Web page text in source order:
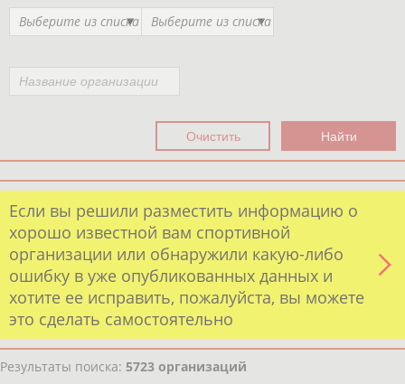
Выберите из списка
Выберите из списка
Если вы решили разместить информацию о
хорошо известной вам спортивной
организации или обнаружили какую-либо
ошибку в уже опубликованных данных и
хотите ее исправить, пожалуйста, вы можете
это сделать самостоятельно
Результаты поиска: 5723 организаций